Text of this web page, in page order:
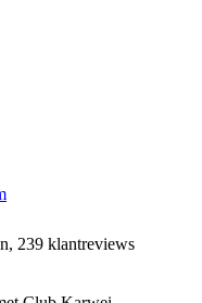
239 klantreviews